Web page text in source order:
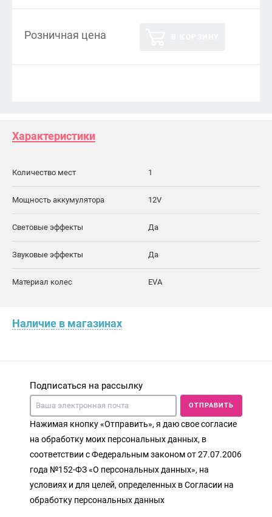
Розничная цена
Характеристики
Количество мест 1
Мощность аккумулятора 12V
Световые эффекты Да
Звуковые эффекты Да
Материал колес EVA
Наличие в магазинах
Подписаться на рассылку
ОТПРАВИТЬ
Нажимая кнопку «Отправить», я даю свое согласие
на обработку моих персональных данных, в
соответствии с Федеральным законом от 27.07.2006
года №152-ФЗ «О персональных данных», на
условиях и для целей, определенных в Согласии на
обработку персональных данных